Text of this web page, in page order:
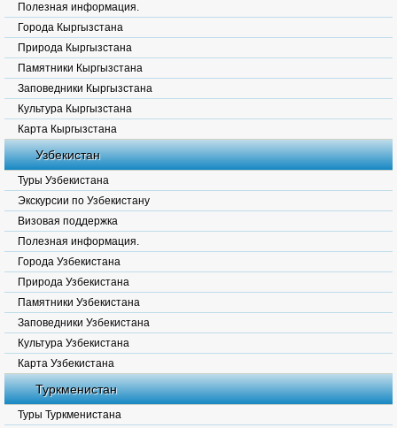
Полезная информация.
Города Кыргызстана
Природа Кыргызстана
Памятники Кыргызстана
Заповедники Кыргызстана
Культура Кыргызстана
Карта Кыргызстана
Узбекистан
Туры Узбекистана
Экскурсии по Узбекистану
Визовая поддержка
Полезная информация.
Города Узбекистана
Природа Узбекистана
Памятники Узбекистана
Заповедники Узбекистана
Культура Узбекистана
Карта Узбекистана
Туркменистан
Туры Туркменистана